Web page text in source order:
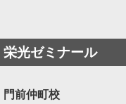
栄光ゼミナール
門前仲町校